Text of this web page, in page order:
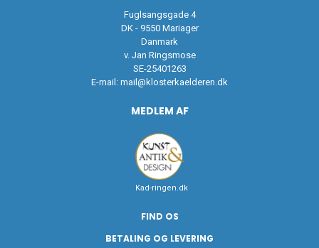
Fuglsangsgade 4
DK - 9550 Mariager
Danmark
v. Jan Ringsmose
SE-25401263
E-mail: mail@klosterkaelderen.dk
MEDLEM AF
Kad-ringen.dk
FIND OS
BETALING OG LEVERING